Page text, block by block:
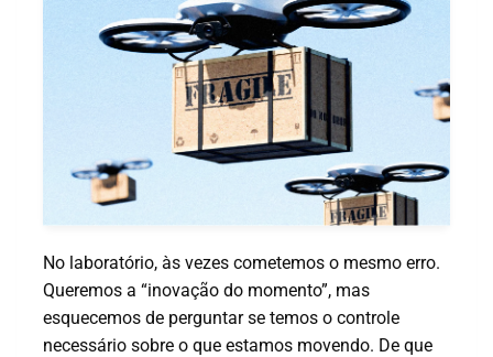
No laboratório, às vezes cometemos o mesmo erro.
Queremos a “inovação do momento”, mas
esquecemos de perguntar se temos o controle
necessário sobre o que estamos movendo. De que